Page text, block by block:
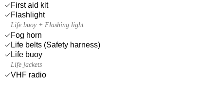
First aid kit
Flashlight
Life buoy + Flashing light
Fog horn
Life belts (Safety harness)
Life buoy
Life jackets
VHF radio